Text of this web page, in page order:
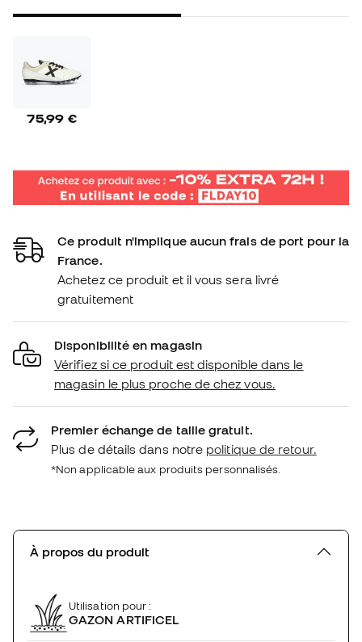
75,99 €
Ce produit n'implique aucun frais de port pour la
France.
Achetez ce produit et il vous sera livré
gratuitement
Disponibilité en magasin
Vérifiez si ce produit est disponible dans le
magasin le plus proche de chez vous.
Premier échange de taille gratuit.
Plus de détails dans notre politique de retour.
*Non applicable aux produits personnalisés.
À propos du produit
Utilisation pour :
GAZON ARTIFICEL